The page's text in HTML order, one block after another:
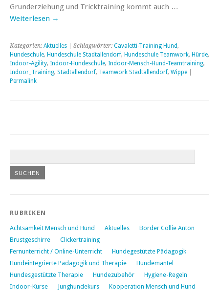
Grunderziehung und Tricktraining kommt auch …
Weiterlesen →
Kategorien: Aktuelles | Schlagwörter: Cavaletti-Training Hund,
Hundeschule, Hundeschule Stadtallendorf, Hundeschule Teamwork, Hürde,
Indoor-Agility, Indoor-Hundeschule, Indoor-Mensch-Hund-Teamtraining,
Indoor_Training, Stadtallendorf, Teamwork Stadtallendorf, Wippe
Permalink
RUBRIKEN
Achtsamkeit Mensch und Hund Aktuelles
Border Collie Anton
Brustgeschirre
Clickertraining
Fernunterricht / Online-Unterricht
Hundegestützte Pädagogik
Hundeintegrierte Pädagogik und Therapie
Hundemantel
Hundesgestützte Therapie
Hundezubehör
Hygiene-Regeln
Indoor-Kurse
Junghundekurs
Kooperation Mensch und Hund